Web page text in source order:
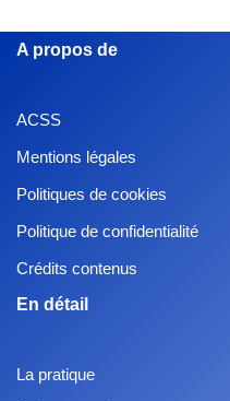
A propos de
ACSS
Mentions légales
Politiques de cookies
Politique de confidentialité
Crédits contenus
En détail
La pratique